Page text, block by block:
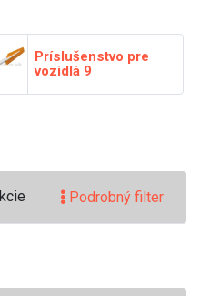
Príslušenstvo pre
vozidlá 9
Podrobný filter